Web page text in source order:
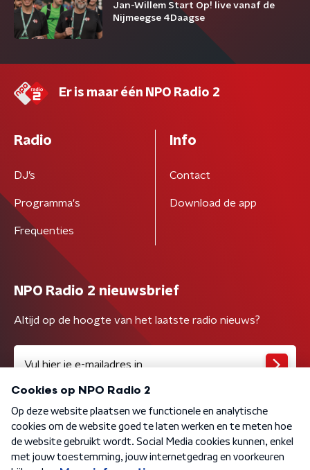
Jan-Willem Start Op! live vanaf de
Nijmeegse 4Daagse
Er is maar één NPO Radio 2
Radio
DJ’s
Programma's
Frequenties
Info
Contact
Download de app
NPO Radio 2 nieuwsbrief
Altijd op de hoogte van het laatste radio nieuws?
Algemene voorwaarden